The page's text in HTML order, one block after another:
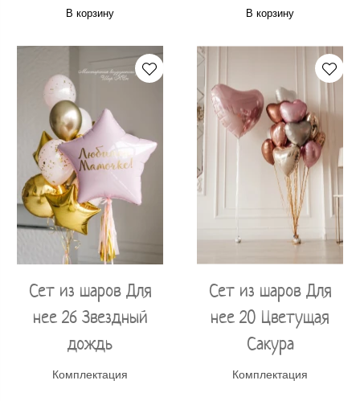
В корзину В корзину
Сет из шаров Для
нее 26 Звездный
дождь
Комплектация
Сет из шаров Для
нее 20 Цветущая
Сакура
Комплектация